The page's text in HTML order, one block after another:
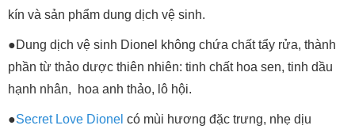
kín và sản phẩm dung dịch vệ sinh.
●Dung dịch vệ sinh Dionel không chứa chất tẩy rửa, thành
phần từ thảo dược thiên nhiên: tinh chất hoa sen, tinh dầu
hạnh nhân, hoa anh thảo, lô hội.
●Secret Love Dionel có mùi hương đặc trưng, nhẹ dịu